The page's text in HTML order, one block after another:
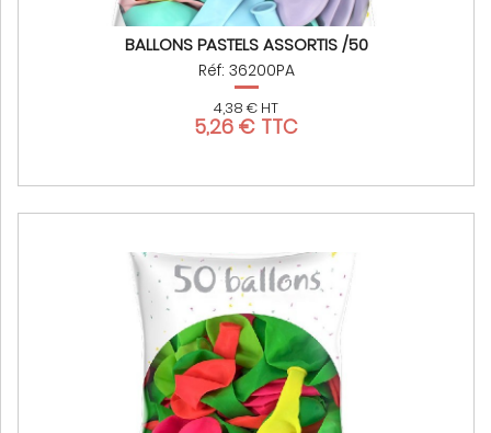
BALLONS PASTELS ASSORTIS /50
Réf: 36200PA
4,38 € HT
5,26 € TTC